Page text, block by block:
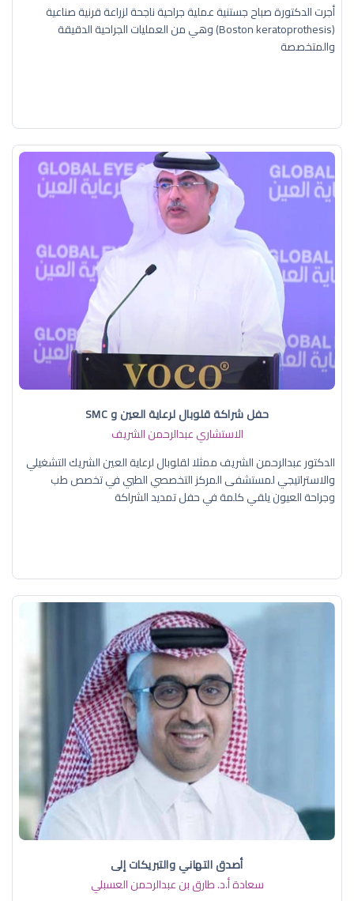
أجرت الدكتورة صباح جستنية عملية جراحية ناجحة لزراعة قرنية صناعية
(Boston keratoprothesis) وهي من العمليات الجراحية الدقيقة
والمتخصصة
حفل شراكة قلوبال لرعاية العين و SMC
الاستشاري عبدالرحمن الشريف
الدكتور عبدالرحمن الشريف ممثلا لقلوبال لرعاية العين الشريك التشغيلي
والاستراتيجي لمستشفى المركز التخصصي الطبي في تخصص طب
وجراحة العيون يلقي كلمة في حفل تمديد الشراكة
أصدق التهاني والتبريكات إلى
سعادة أ.د. ​طارق بن عبدالرحمن العسبلي